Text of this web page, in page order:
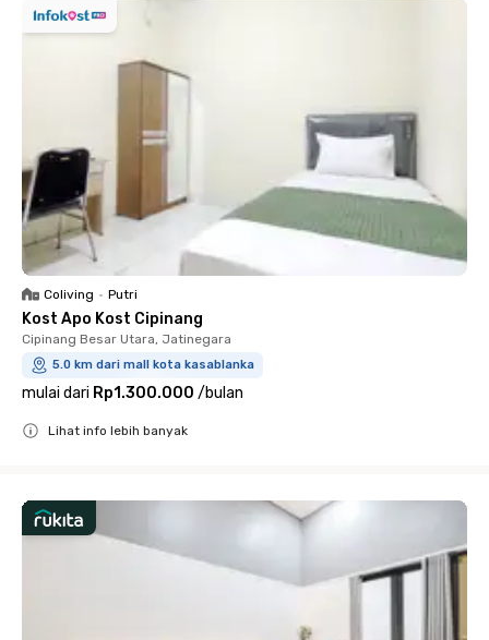
Coliving • Putri
Kost Apo Kost Cipinang
Cipinang Besar Utara, Jatinegara
5.0 km dari mall kota kasablanka
mulai dari Rp1.300.000 /bulan
Lihat info lebih banyak